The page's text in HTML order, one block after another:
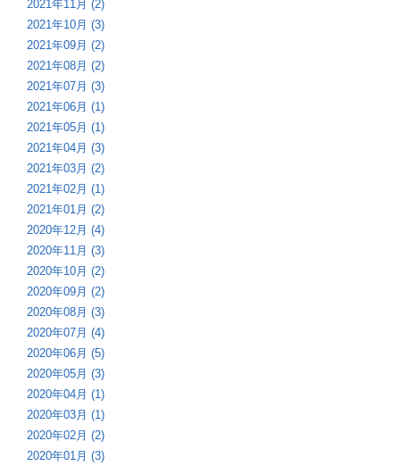
2021年11月 (2)
2021年10月 (3)
2021年09月 (2)
2021年08月 (2)
2021年07月 (3)
2021年06月 (1)
2021年05月 (1)
2021年04月 (3)
2021年03月 (2)
2021年02月 (1)
2021年01月 (2)
2020年12月 (4)
2020年11月 (3)
2020年10月 (2)
2020年09月 (2)
2020年08月 (3)
2020年07月 (4)
2020年06月 (5)
2020年05月 (3)
2020年04月 (1)
2020年03月 (1)
2020年02月 (2)
2020年01月 (3)